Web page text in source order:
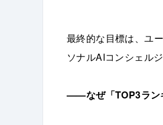
最終的な目標は、ユ
ソナルAIコンシェル
——なぜ「TOP3ラン